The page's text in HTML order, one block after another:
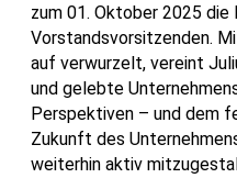
zum 01. Oktober 2025 die
Vorstandsvorsitzenden.
auf verwurzelt, vereint
und gelebte
Perspektiven – und dem
Zukunft des
weiterhin aktiv